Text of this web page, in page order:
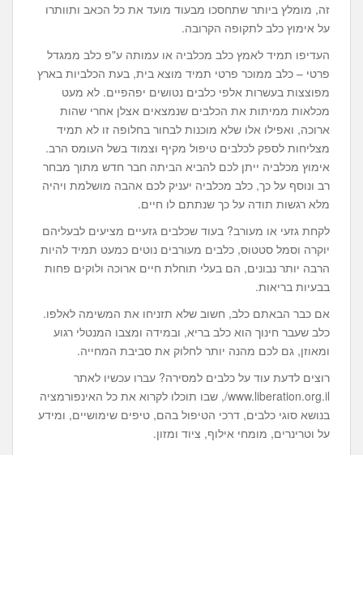
זה, מומלץ ביותר שתחסכו מבעוד מועד את כל הכאב ותוותרו
על אימוץ כלב לתקופה הקרובה.
העדיפו תמיד לאמץ כלב מכלביה או עמותה ע"פ כלב ממגדל
פרטי – כלב ממוכר פרטי תמיד מוצא בית, בעת הכלביות בארץ
מפוצצות בעשרות אלפי כלבים נטושים יפהפיים. לא מעט
מכלאות ממיתות את הכלבים שנמצאים אצלן אחרי שהות
ארוכה, ואפילו אלו שלא מוכנות לבחור בחלופה זו לא תמיד
מצליחות לספק לכלבים טיפול מקיף וצמוד בשל העומס הרב.
אימוץ מכלביה ייתן לכם להביא הביתה חבר חדש מתוך מבחר
רב ונוסף על כך, כלב מכלביה יעניק לכם אהבה מושלמת ויהיה
מלא רגשות תודה על כך שנתתם לו חיים.
לקחת גזעי או מעורב? בעוד שכלבים גזעיים מציעים לבעליהם
יוקרה וסמל סטטוס, כלבים מעורבים נוטים כמעט תמיד להיות
הרבה יותר נבונים, הם בעלי תוחלת חיים ארוכה ולוקים פחות
בבעיות בריאות.
אם כבר הבאתם כלב, חשוב שלא תזניחו את המשימה לאלפו.
כלב שעבר חינוך הוא כלב בריא, ובמידה ומצבו המנטלי רגוע
ומאוזן, גם לכם מהנה יותר לחלוק את סביבת המחייה.
רוצים לדעת עוד על כלבים למסירה? עברו עכשיו לאתר
www.liberation.org.il/, שבו תוכלו לקרוא את כל האינפורמציה
בנושא סוגי כלבים, דרכי הטיפול בהם, טיפים שימושיים, ומידע
על וטרינרים, מומחי אילוף, ציוד ומזון.